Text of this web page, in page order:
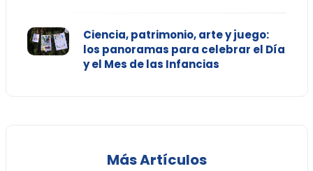
Ciencia, patrimonio, arte y juego:
los panoramas para celebrar el Día
y el Mes de las Infancias
Más Artículos